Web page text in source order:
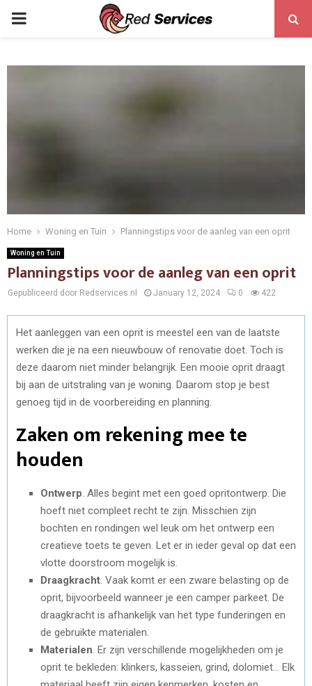
PRIMARY
Home Woning en Tuin Planningstips voor de aanleg van een oprit
Woning en Tuin
Planningstips voor de aanleg van een oprit
Gepubliceerd door Redservices.nl January 12, 2024 0 422
Het aanleggen van een oprit is meestel een van de laatste
werken die je na een nieuwbouw of renovatie doet. Toch is
deze daarom niet minder belangrijk. Een mooie oprit draagt
bij aan de uitstraling van je woning. Daarom stop je best
genoeg tijd in de voorbereiding en planning.
Zaken om rekening mee te
houden
Ontwerp . Alles begint met een goed opritontwerp. Die
hoeft niet compleet recht te zijn. Misschien zijn
bochten en rondingen wel leuk om het ontwerp een
creatieve toets te geven. Let er in ieder geval op dat een
vlotte doorstroom mogelijk is.
Draagkracht . Vaak komt er een zware belasting op de
oprit, bijvoorbeeld wanneer je een camper parkeet. De
draagkracht is afhankelijk van het type funderingen en
de gebruikte materialen.
Materialen . Er zijn verschillende mogelijkheden om je
oprit te bekleden: klinkers, kasseien, grind, dolomiet… Elk